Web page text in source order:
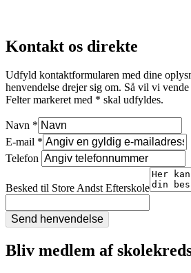
Kontakt os direkte
Udfyld kontaktformularen med dine
henvendelse drejer sig om. Så vil vi
Felter markeret med * skal udfyldes.
Navn *
E-mail *
Telefon
Besked til Store Andst Efterskole
Send henvendelse
Bliv medlem af